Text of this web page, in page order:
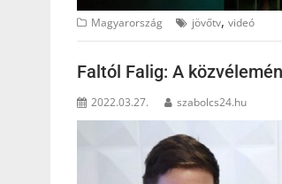
Magyarország jövőtv, videó
Faltól Falig: A
2022.03.27. szabolcs24.hu